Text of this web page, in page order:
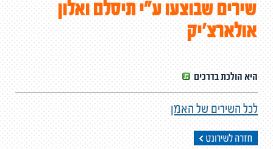
שירים שבוצעו ע"י תיסלם ואלון
אולארצ'יק
היא הולכת בדרכים
לכל השירים של האמן